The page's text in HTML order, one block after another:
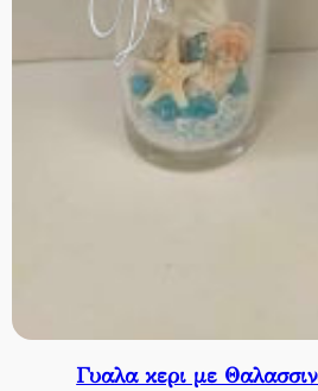
Γυαλα κερι με